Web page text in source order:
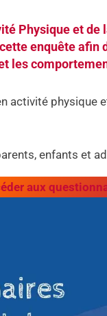
Physique et
enquête afin
les
activité physique
enfants et
aux